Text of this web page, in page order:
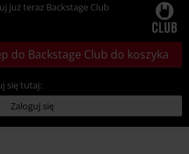
już teraz Backstage Club
do Backstage Club do koszyka
się tutaj:
Zaloguj się